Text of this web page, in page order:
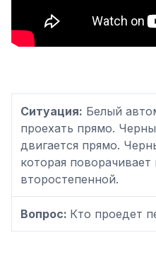
Ситуация: Белый
проехать прямо.
двигается прямо.
которая
второстепенной.
Вопрос: Кто проедет